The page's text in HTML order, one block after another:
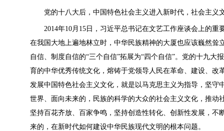
党的十八大后，中国特色社会主义进入新时代，社会主义
2014年10月15日，习近平总书记在文艺工作座谈会上的重
在我国大地上遍地林立时，中华民族精神的大厦也应该巍然耸
自信、制度自信的“三个自信”拓展为“四个自信”。党的十九
育的中华优秀传统文化，熔铸于党领导人民在革命、建设、
发展中国特色社会主义文化，就是以马克思主义为指导，坚
世界、面向未来的，民族的科学的大众的社会主义文化，推
坚持百花齐放、百家争鸣，坚持创造性转化、创新性发展，
来的，在新时代如何建设中华民族现代文明的根本问题。